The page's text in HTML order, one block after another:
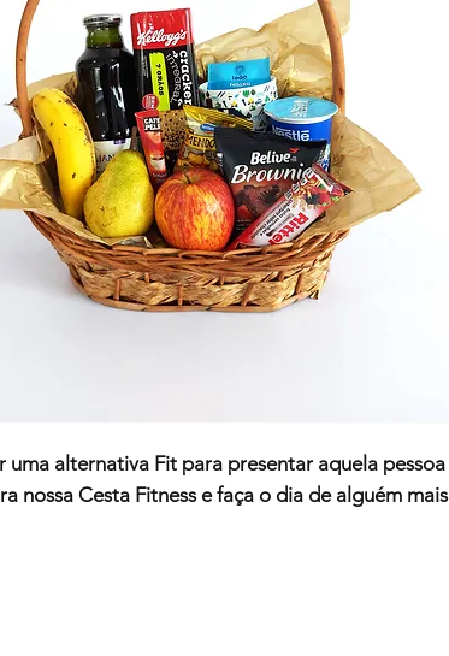
uma alternativa Fit para presentar aquela pessoa
nossa Cesta Fitness e faça o dia de alguém mais